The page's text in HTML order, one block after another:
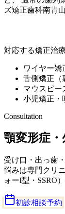
ズ矯正歯科南青山
対応する矯正治療
ワイヤー矯
舌側矯正（
マウスピー
小児矯正・
Consultation
顎変形症
受け口・出っ歯
悩みは専門クリ
ォーI型・SSRO
初診相談予約